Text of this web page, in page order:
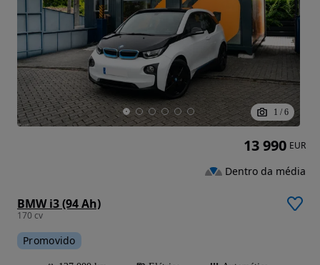
1 / 6
BMW i3 (94 Ah)
170 cv
Promovido
13 990 EUR
Dentro da média